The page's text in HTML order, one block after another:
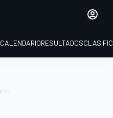
CALENDARIORESULTADOS